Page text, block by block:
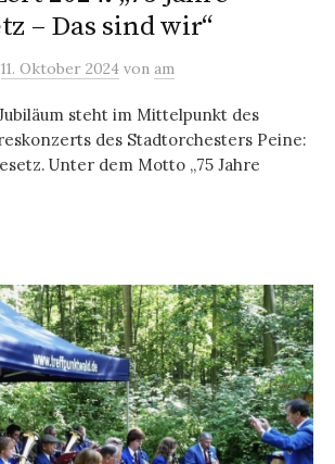
– Das sind wir“
11. Oktober 2024 von am
steht im Mittelpunkt des
des Stadtorchesters Peine:
Unter dem Motto „75 Jahre